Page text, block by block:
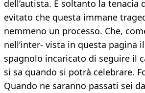
dell’autista. E soltanto la tenacia
evitato che questa immane
nemmeno un processo. Che,
nell’inter- vista in questa pagina
spagnolo incaricato di seguire il
si sa quando si potrà celebrare.
Quando ne saranno passati sei